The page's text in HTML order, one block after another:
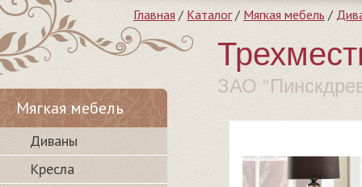
Главная / Каталог/ Мягкая мебель /
ЗАО
Мягкая мебель
Диваны
Кресла